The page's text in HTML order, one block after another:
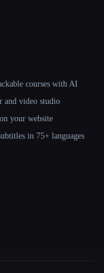
courses with AI
and video studio
your website
in 75+ languages